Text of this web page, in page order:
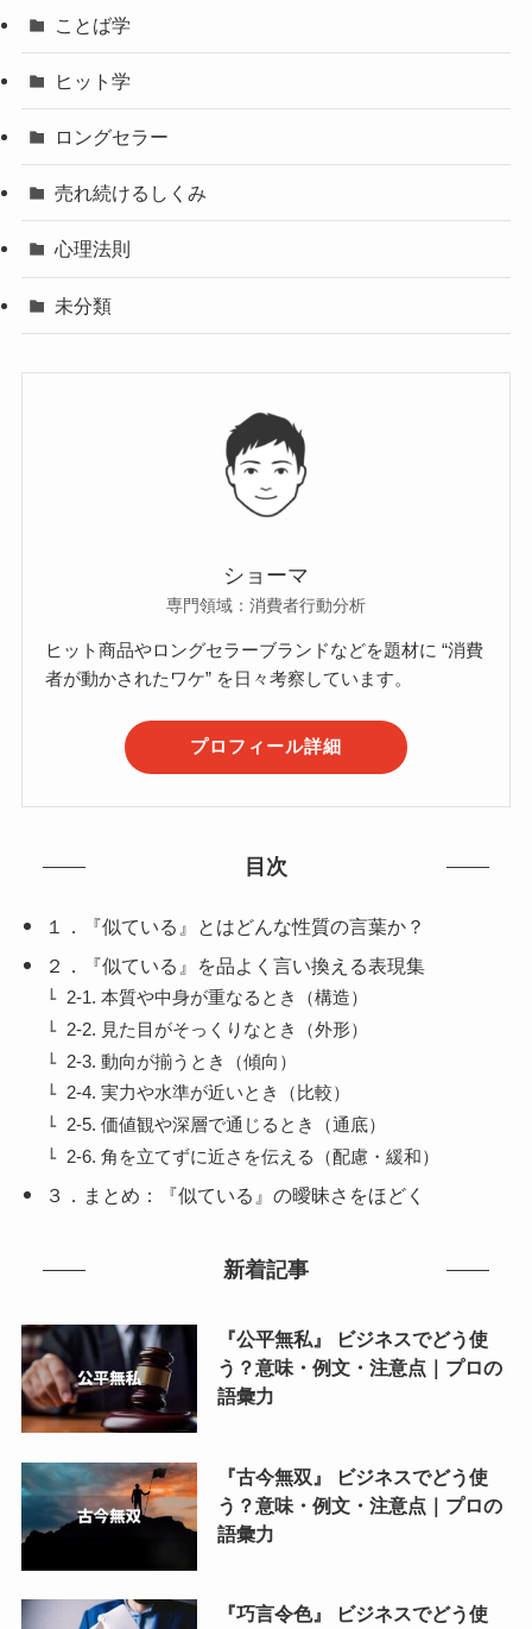
ことば学
ヒット学
ロングセラー
売れ続けるしくみ
心理法則
未分類
ショーマ
専門領域：消費者行動分析
ヒット商品やロングセラーブランドなどを題材に “消費
者が動かされたワケ” を日々考察しています。
プロフィール詳細
目次
１．『似ている』とはどんな性質の言葉か？
２．『似ている』を品よく言い換える表現集
2-1. 本質や中身が重なるとき（構造）
2-2. 見た目がそっくりなとき（外形）
2-3. 動向が揃うとき（傾向）
2-4. 実力や水準が近いとき（比較）
2-5. 価値観や深層で通じるとき（通底）
2-6. 角を立てずに近さを伝える（配慮・緩和）
３．まとめ：『似ている』の曖昧さをほどく
新着記事
『公平無私』 ビジネスでどう使
う？意味・例文・注意点｜プロの
語彙力
『古今無双』 ビジネスでどう使
う？意味・例文・注意点｜プロの
語彙力
『巧言令色』 ビジネスでどう使